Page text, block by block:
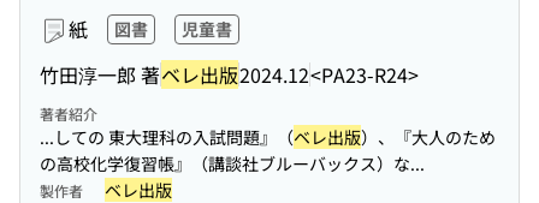
紙 図書 児童書
竹田淳一郎 著ベレ出版2024.12<PA23-R24>
著者紹介
...しての 東大理科の入試問題』（ベレ出版）、『大人のため
の高校化学復習帳』（講談社ブルーバックス）な...
製作者 ベレ出版